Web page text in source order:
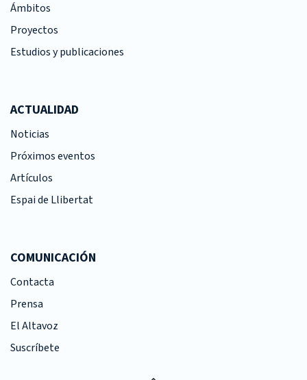
Ámbitos
Proyectos
Estudios y publicaciones
ACTUALIDAD
Noticias
Próximos eventos
Artículos
Espai de Llibertat
COMUNICACIÓN
Contacta
Prensa
El Altavoz
Suscríbete